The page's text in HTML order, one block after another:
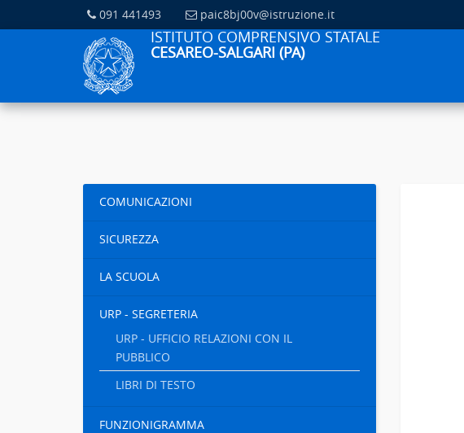
091 441493 paic8bj00v@istruzione.it
ISTITUTO COMPRENSIVO STATALE
CESAREO-SALGARI (PA)
COMUNICAZIONI
SICUREZZA
LA SCUOLA
URP - SEGRETERIA
URP - UFFICIO RELAZIONI CON IL
PUBBLICO
LIBRI DI TESTO
FUNZIONIGRAMMA